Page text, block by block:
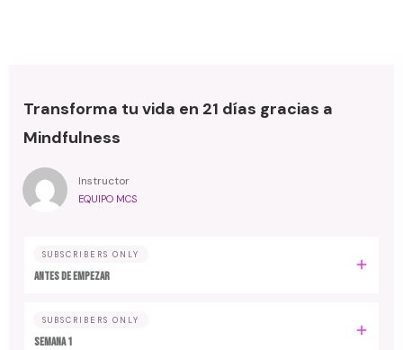
Transforma tu vida en 21 días gracias a
Mindfulness
Instructor
EQUIPO MCS
SUBSCRIBERS ONLY
Antes de empezar
SUBSCRIBERS ONLY
Semana 1